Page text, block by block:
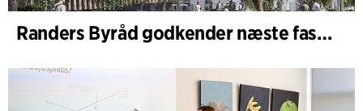
Randers Byråd godkender næste fase af udvidelsen af Randers Regnskov